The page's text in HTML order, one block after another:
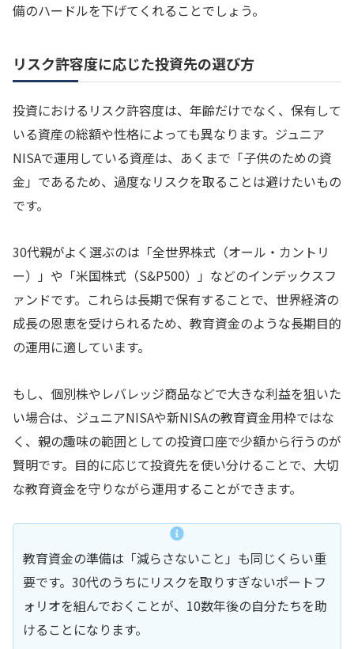
備のハードルを下げてくれることでしょう。
リスク許容度に応じた投資先の選び方
投資におけるリスク許容度は、年齢だけでなく、保有して
いる資産の総額や性格によっても異なります。ジュニア
NISAで運用している資産は、あくまで「子供のための資
金」であるため、過度なリスクを取ることは避けたいもの
です。
30代親がよく選ぶのは「全世界株式（オール・カントリ
ー）」や「米国株式（S&P500）」などのインデックスフ
ァンドです。これらは長期で保有することで、世界経済の
成長の恩恵を受けられるため、教育資金のような長期目的
の運用に適しています。
もし、個別株やレバレッジ商品などで大きな利益を狙いた
い場合は、ジュニアNISAや新NISAの教育資金用枠ではな
く、親の趣味の範囲としての投資口座で少額から行うのが
賢明です。目的に応じて投資先を使い分けることで、大切
な教育資金を守りながら運用することができます。
教育資金の準備は「減らさないこと」も同じくらい重
要です。30代のうちにリスクを取りすぎないポートフ
ォリオを組んでおくことが、10数年後の自分たちを助
けることになります。